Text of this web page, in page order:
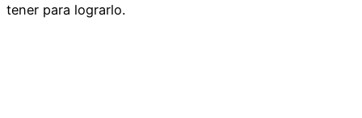
tener para lograrlo.